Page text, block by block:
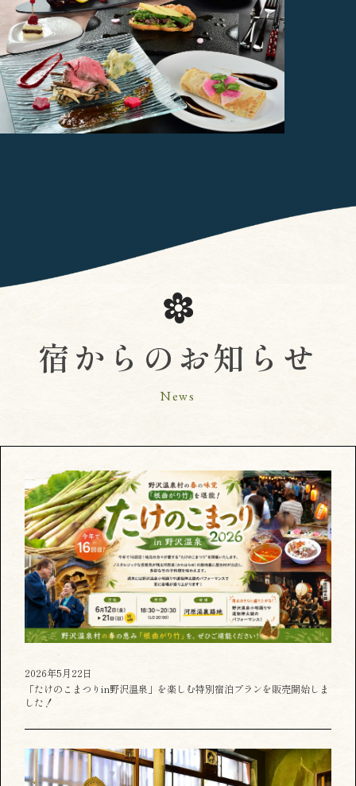
宿からのお知らせ
News
2026年5月22日
「たけのこまつりin野沢温泉」を楽しむ特別宿泊プランを販売開始しま
した！